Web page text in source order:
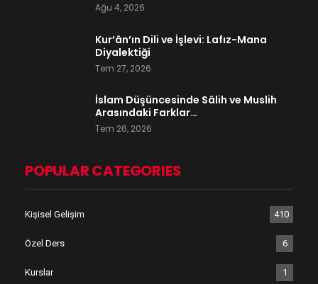
Ağu 4, 2026
Kur’ân’ın Dili ve İşlevi: Lafız-Mana
Diyalektiği
Tem 27, 2026
İslam Düşüncesinde Sâlih ve Muslih
Arasındaki Farklar…
Tem 26, 2026
POPULAR CATEGORIES
Kişisel Gelişim 410
Özel Ders 6
Kurslar 1